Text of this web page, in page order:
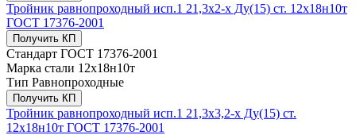
Тройник равнопроходный исп.1 21,3х2-х Ду(15) ст. 12х18н10т
ГОСТ 17376-2001
Получить КП
Стандарт ГОСТ 17376-2001
Марка стали 12х18н10т
Тип Равнопроходные
Получить КП
Тройник равнопроходный исп.1 21,3х3,2-х Ду(15) ст.
12х18н10т ГОСТ 17376-2001